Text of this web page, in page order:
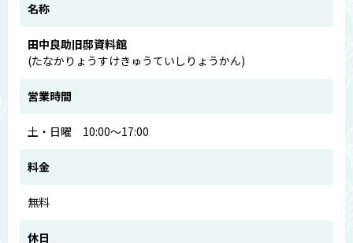
名称
田中良助旧邸資料館
(たなかりょうすけきゅうていしりょうかん)
営業時間
土・日曜 10:00～17:00
料金
無料
休日